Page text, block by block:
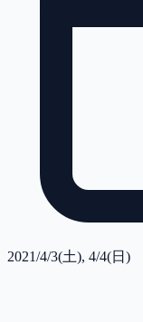
2021/4/3(土), 4/4(日)